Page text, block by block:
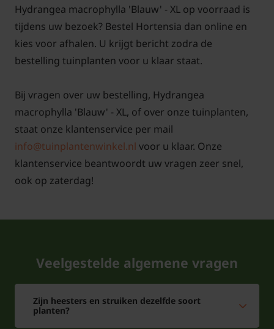
Hydrangea macrophylla 'Blauw' - XL op voorraad is
tijdens uw bezoek? Bestel Hortensia dan online en
kies voor afhalen. U krijgt bericht zodra de
bestelling tuinplanten voor u klaar staat.
Bij vragen over uw bestelling, Hydrangea
macrophylla 'Blauw' - XL, of over onze tuinplanten,
staat onze klantenservice per mail
info@tuinplantenwinkel.nl voor u klaar. Onze
klantenservice beantwoordt uw vragen zeer snel,
ook op zaterdag!
Veelgestelde algemene vragen
Zijn heesters en struiken dezelfde soort
planten?